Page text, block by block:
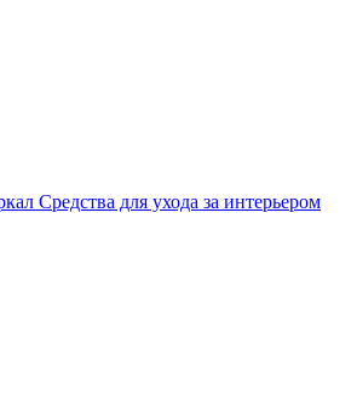
Средства для ухода за интерьером